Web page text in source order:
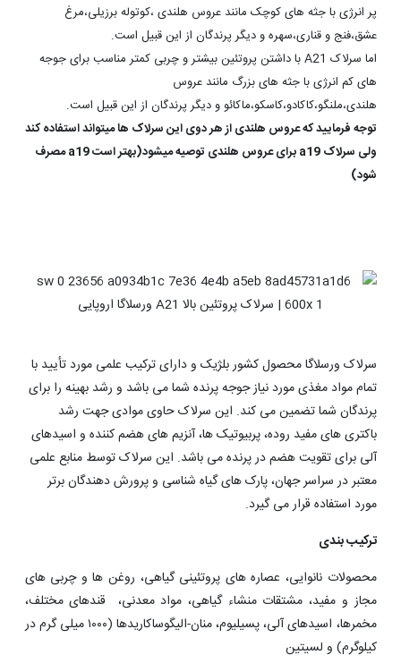
پر انرژی با جثه های کوچک مانند عروس هلندی ،کوتوله برزیلی،مرغ
عشق،فنج و قناری،سهره و دیگر پرندگان از این قبیل است.
اما سرلاک A21 با داشتن پروتئین بیشتر و چربی کمتر مناسب برای جوجه
های کم انرژی با جثه های بزرگ مانند عروس
هلندی،ملنگو،کاکادو،کاسکو،ماکائو و دیگر پرندگان از این قبیل است.
توجه فرمایید که عروس هلندی از هر دوی این سرلاک ها میتواند استفاده کند
ولی سرلاک a19 برای عروس هلندی توصیه میشود(بهتر است a19 مصرف
شود)
سرلاک ورسلاگا محصول کشور بلژیک و دارای ترکیب علمی مورد تأیید با
تمام مواد مغذی مورد نیاز جوجه پرنده شما می باشد و رشد بهینه را برای
پرندگان شما تضمین می کند. این سرلاک حاوی موادی جهت رشد
باکتری های مفید روده، پربیوتیک ها، آنزیم های هضم کننده و اسیدهای
آلی برای تقویت هضم در پرنده می باشد. این سرلاک توسط منابع علمی
معتبر در سراسر جهان، پارک های گیاه شناسی و پرورش دهندگان برتر
مورد استفاده قرار می گیرد.
ترکیب بندی
محصولات نانوایی، عصاره های پروتئینی گیاهی، روغن ها و چربی های
مجاز و مفید، مشتقات منشاء گیاهی، مواد معدنی، قندهای مختلف،
مخمرها، اسیدهای آلی، پسیلیوم، منان-الیگوساکاریدها (۱۰۰۰ میلی گرم در
کیلوگرم) و لسیتین